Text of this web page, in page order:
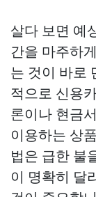
살다 보면 예
간을 마주하
는 것이 바로
적으로 신용
론이나 현금
이용하는 상
법은 급한 불
이 명확히 달